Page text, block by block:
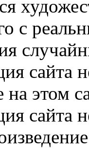
с
сайта
этом
сайта